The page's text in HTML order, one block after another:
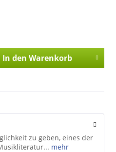
In den Warenkorb
zu geben, eines der
mehr